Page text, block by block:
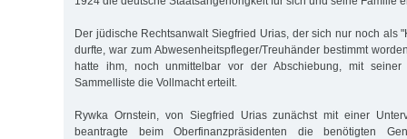
Der jüdische Rechtsanwalt Siegfried Urias, der sich nur noch als
durfte, war zum Abwesenheitspfleger/Treuhänder bestimmt
hatte ihm, noch unmittelbar vor der Abschiebung, mit seiner
Sammelliste die Vollmacht erteilt.
Rywka Ornstein, von Siegfried Urias zunächst mit einer
beantragte beim Oberfinanzpräsidenten die benötigten